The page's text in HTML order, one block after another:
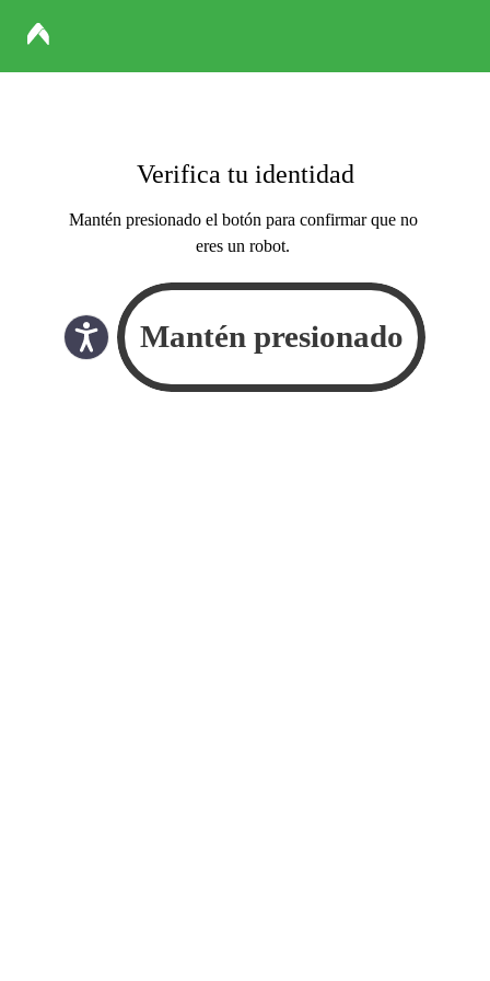
Verifica tu identidad
Mantén presionado el botón para confirmar que no
eres un robot.